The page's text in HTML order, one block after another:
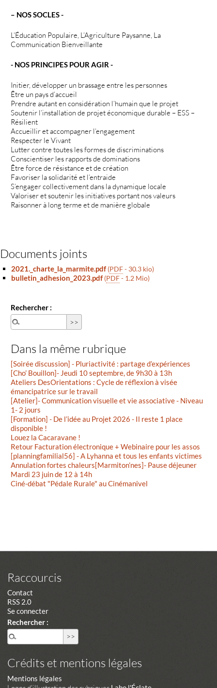
– NOS SOCLES -
L’Éducation Populaire, L’Agriculture Paysanne, La
Communication Bienveillante
- NOS PRINCIPES POUR AGIR -
Initier, développer un brassage entre les personnes
Être un pays d’accueil
Prendre autant en considération l’humain que le projet
Soutenir l’installation de projet économique durable – ESS –
Résilient
Accueillir et accompagner l’engagement
Respecter le Vivant
Lutter contre toutes les formes de discriminations
Conscientiser les rapports de dominations
Être force de résistance et de création
Favoriser la solidarité et l’entraide
S’engager collectivement dans la dynamique locale
Valoriser et soutenir les initiatives portant nos valeurs
Raisonner à long terme et de manière globale
Documents joints
2021._charte_la_marmite.pdf (PDF- 30.3 kio)
bulletin_adhesion_2023.pdf (PDF- 1.2 Mio)
Rechercher :
Dans la même rubrique
[Soirée discussion] - Pluriactivité : partage d’expériences
[Cho’ Bouillon]- Jeudi 10 septembre, de 9h30 à 13h
Ateliers DesOrientations : Cycle de réflexion à visée
émancipatrice sur le travail
[Atelier]- Communication visuelle et vie associative - Niveau
1- 2 jours
[Formation] - De l’idée au Projet 2026 - Il reste 1 place
disponible !
Louez la Cacaravane !
Retour Facturation électronique + Webinaire pour les assos
[planningfamilial56] - A Lyhanna et tous les enfants victimes
Annulation fortes chaleurs[Marmiton’nes]- Pause déjeuner
Mardi 23 juin de 12 à 14h
Ciné-débat "Pédale Rurale" au Cinémanivel
Raccourcis
Contact
RSS 2.0
Se connecter
Rechercher :
Crédits et mentions légales
Mentions légales